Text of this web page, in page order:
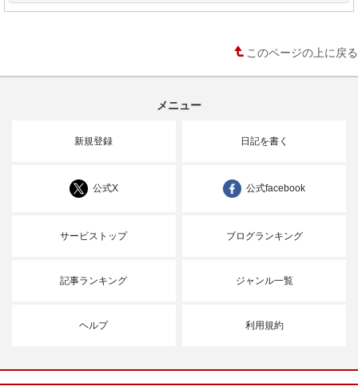
このページの上に戻る
メニュー
新規登録 日記を書く
公式X 公式facebook
サービストップ ブログランキング
記事ランキング ジャンル一覧
ヘルプ 利用規約